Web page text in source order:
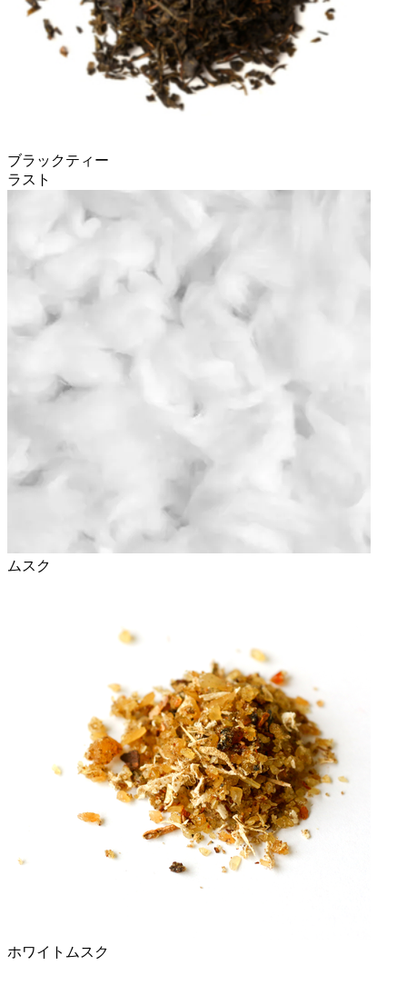
ブラックティー
ラスト
ムスク
ホワイトムスク